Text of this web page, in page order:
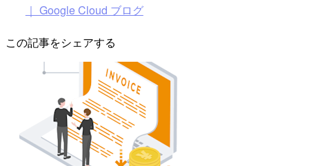
｜ Google Cloud ブログ
この記事をシェアする